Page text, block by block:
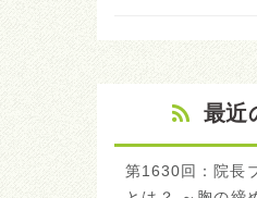
最近
第1630回：院長